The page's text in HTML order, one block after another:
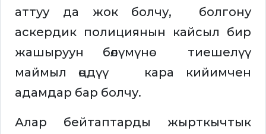
аттуу да жок болчу, болгону
аскердик полициянын кайсыл бир
жашыруун бөлүмүнө тиешелүү
маймыл өңдүү кара кийимчен
адамдар бар болчу.
Алар бейтаптарды жырткычтык